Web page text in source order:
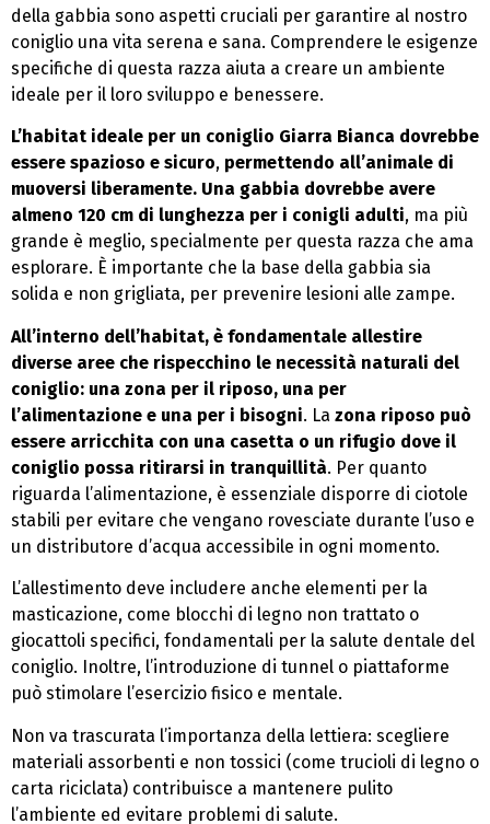
della gabbia sono aspetti cruciali per garantire al nostro
coniglio una vita serena e sana. Comprendere le esigenze
specifiche di questa razza aiuta a creare un ambiente
ideale per il loro sviluppo e benessere.
L’habitat ideale per un coniglio Giarra Bianca dovrebbe
essere spazioso e sicuro, permettendo all’animale di
muoversi liberamente. Una gabbia dovrebbe avere
almeno 120 cm di lunghezza per i conigli adulti, ma più
grande è meglio, specialmente per questa razza che ama
esplorare. È importante che la base della gabbia sia
solida e non grigliata, per prevenire lesioni alle zampe.
All’interno dell’habitat, è fondamentale allestire
diverse aree che rispecchino le necessità naturali del
coniglio: una zona per il riposo, una per
l’alimentazione e una per i bisogni. La zona riposo può
essere arricchita con una casetta o un rifugio dove il
coniglio possa ritirarsi in tranquillità. Per quanto
riguarda l’alimentazione, è essenziale disporre di ciotole
stabili per evitare che vengano rovesciate durante l’uso e
un distributore d’acqua accessibile in ogni momento.
L’allestimento deve includere anche elementi per la
masticazione, come blocchi di legno non trattato o
giocattoli specifici, fondamentali per la salute dentale del
coniglio. Inoltre, l’introduzione di tunnel o piattaforme
può stimolare l’esercizio fisico e mentale.
Non va trascurata l’importanza della lettiera: scegliere
materiali assorbenti e non tossici (come trucioli di legno o
carta riciclata) contribuisce a mantenere pulito
l’ambiente ed evitare problemi di salute.